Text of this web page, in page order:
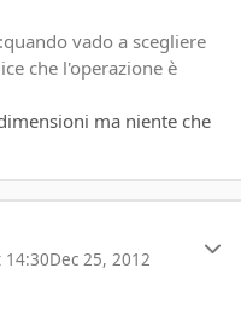
vado a scegliere
che l'operazione è
ma niente che
14:30Dec 25, 2012